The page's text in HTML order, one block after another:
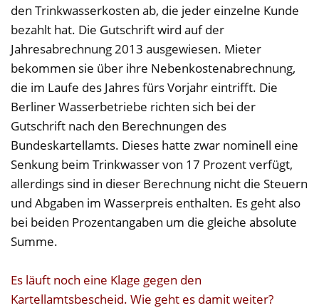
den Trinkwasserkosten ab, die jeder einzelne Kunde
bezahlt hat. Die Gutschrift wird auf der
Jahresabrechnung 2013 ausgewiesen. Mieter
bekommen sie über ihre Nebenkostenabrechnung,
die im Laufe des Jahres fürs Vorjahr eintrifft. Die
Berliner Wasserbetriebe richten sich bei der
Gutschrift nach den Berechnungen des
Bundeskartellamts. Dieses hatte zwar nominell eine
Senkung beim Trinkwasser von 17 Prozent verfügt,
allerdings sind in dieser Berechnung nicht die Steuern
und Abgaben im Wasserpreis enthalten. Es geht also
bei beiden Prozentangaben um die gleiche absolute
Summe.
Es läuft noch eine Klage gegen den
Kartellamtsbescheid. Wie geht es damit weiter?